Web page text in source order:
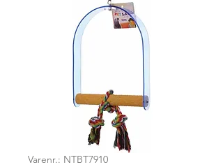
Varenr.: NTBT7910